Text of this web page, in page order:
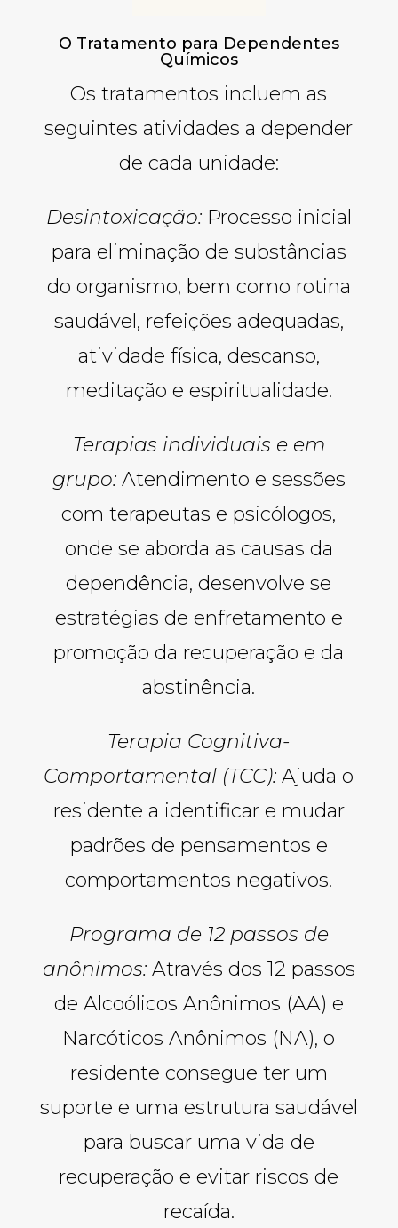
O Tratamento para Dependentes
Químicos
Os tratamentos incluem as
seguintes atividades a depender
de cada unidade:
Desintoxicação:Processo inicial
para eliminação de substâncias
do organismo, bem como rotina
saudável, refeições adequadas,
atividade física, descanso,
meditação e espiritualidade.
Terapias individuais e em
grupo:Atendimento e sessões
com terapeutas e psicólogos,
onde se aborda as causas da
dependência, desenvolve se
estratégias de enfretamento e
promoção da recuperação e da
abstinência.
Terapia Cognitiva-
Comportamental (TCC): Ajuda o
residente a identificar e mudar
padrões de pensamentos e
comportamentos negativos.
Programa de 12 passos de
anônimos:Através dos 12 passos
de Alcoólicos Anônimos (AA) e
Narcóticos Anônimos (NA), o
residente consegue ter um
suporte e uma estrutura saudável
para buscar uma vida de
recuperação e evitar riscos de
recaída.